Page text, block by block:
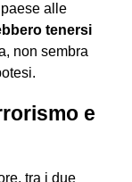
alle
tenersi
non sembra
e
tra i due